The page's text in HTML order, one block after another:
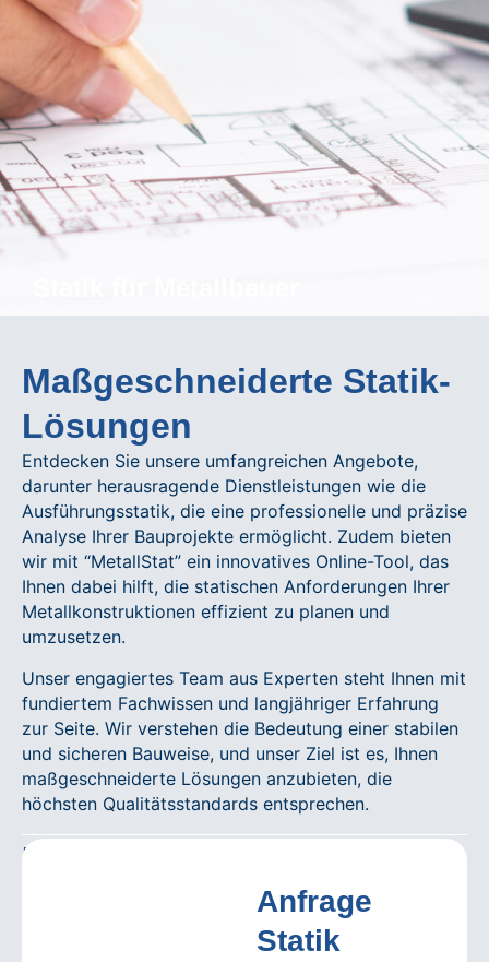
Maßgeschneiderte Statik-
Lösungen
Entdecken Sie unsere umfangreichen Angebote,
darunter herausragende Dienstleistungen wie die
Ausführungsstatik, die eine professionelle und präzise
Analyse Ihrer Bauprojekte ermöglicht. Zudem bieten
wir mit “MetallStat” ein innovatives Online-Tool, das
Ihnen dabei hilft, die statischen Anforderungen Ihrer
Metallkonstruktionen effizient zu planen und
umzusetzen.
Unser engagiertes Team aus Experten steht Ihnen mit
fundiertem Fachwissen und langjähriger Erfahrung
zur Seite. Wir verstehen die Bedeutung einer stabilen
und sicheren Bauweise, und unser Ziel ist es, Ihnen
maßgeschneiderte Lösungen anzubieten, die
höchsten Qualitätsstandards entsprechen.
Unser Service
Anfrage
Statik